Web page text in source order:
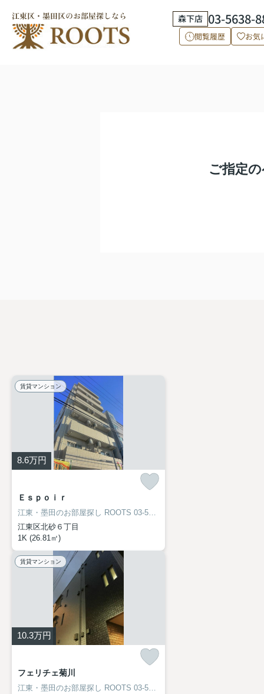
森下店 03-5638-
閲覧履歴 お気
ご指定
賃貸マンション
8.6万円
Ｅｓｐｏｉｒ
江東・墨田のお部屋探し ROOTS 03-5638-8866
江東区北砂６丁目
1K (26.81㎡)
賃貸マンション
10.3万円
フェリチェ菊川
江東・墨田のお部屋探し ROOTS 03-5638-8866